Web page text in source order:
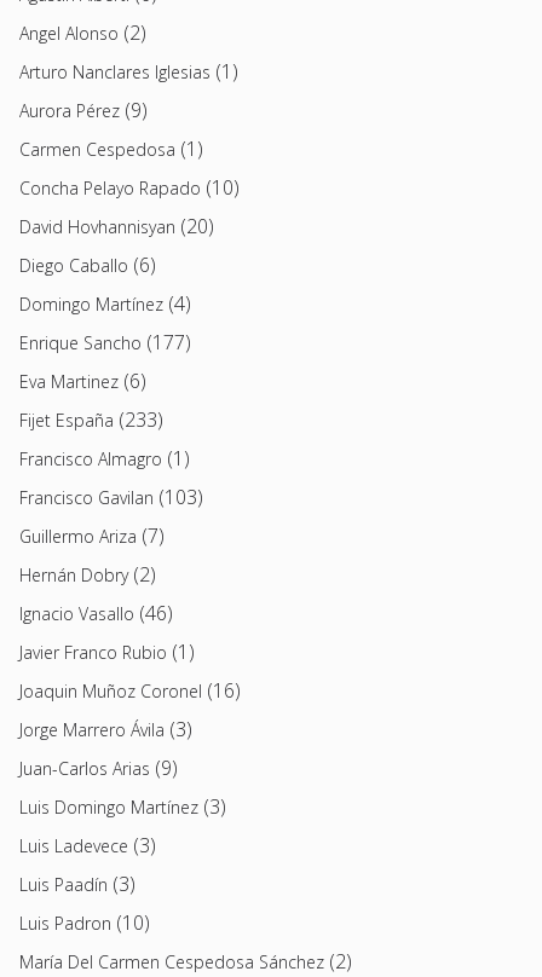
Angel Alonso (2)
Arturo Nanclares Iglesias (1)
Aurora Pérez (9)
Carmen Cespedosa (1)
Concha Pelayo Rapado (10)
David Hovhannisyan (20)
Diego Caballo (6)
Domingo Martínez (4)
Enrique Sancho (177)
Eva Martinez (6)
Fijet España (233)
Francisco Almagro (1)
Francisco Gavilan (103)
Guillermo Ariza (7)
Hernán Dobry(2)
Ignacio Vasallo (46)
Javier Franco Rubio (1)
Joaquin Muñoz Coronel (16)
Jorge Marrero Ávila (3)
Juan-Carlos Arias (9)
Luis Domingo Martínez (3)
Luis Ladevece (3)
Luis Paadín (3)
Luis Padron (10)
María Del Carmen Cespedosa Sánchez (2)